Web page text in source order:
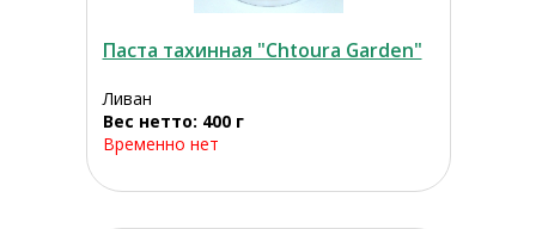
Паста тахинная "Chtoura Garden"
Ливан
Вес нетто: 400 г
Временно нет